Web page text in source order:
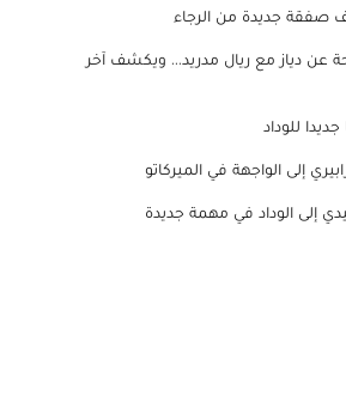
صفقة جديدة من الرجاء
عن دياز مع ريال مدريد... ويكشف آخر
للوداد
إلى الواجهة في الميركاتو
إلى الوداد في مهمة جديدة